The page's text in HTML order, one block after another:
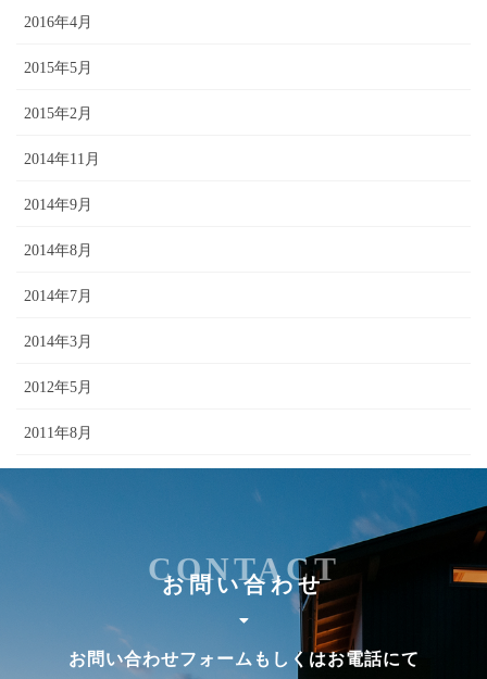
2016年4月
2015年5月
2015年2月
2014年11月
2014年9月
2014年8月
2014年7月
2014年3月
2012年5月
2011年8月
お問い合わせ
CONTACT
お問い合わせフォームもしくはお電話にて